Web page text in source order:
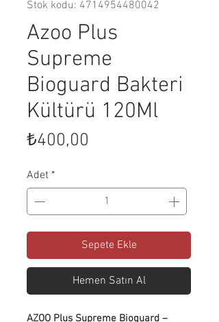
Stok kodu: 4714954480042
Azoo Plus
Supreme
Bioguard Bakteri
Kültürü 120Ml
₺400,00
Adet *
Sepete Ekle
Hemen Satın Al
AZOO Plus Supreme Bioguard –